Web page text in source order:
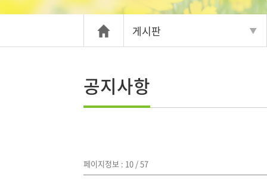
게시판
공지사항
페이지정보 : 10 / 57